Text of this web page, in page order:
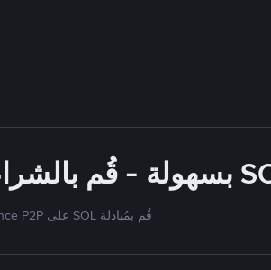
قُم بمُبادلة SOL على Binance P2P. اعثر على أفضل العروض أدناه لشراء وبيع